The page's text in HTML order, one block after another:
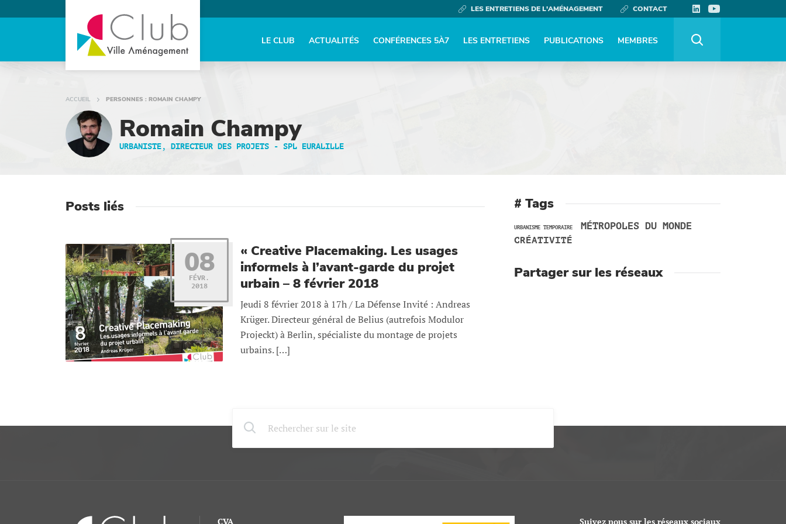
LES ENTRETIENS DE L'AMÉNAGEMENT CONTACT
LE CLUB ACTUALITÉS CONFÉRENCES 5À7 LES ENTRETIENS PUBLICATIONS MEMBRES
ACCUEIL PERSONNES : ROMAIN CHAMPY
Romain Champy
URBANISTE, DIRECTEUR DES PROJETS - SPL EURALILLE
Posts liés
08
FÉVR.
2018
« Creative Placemaking. Les usages
informels à l’avant-garde du projet
urbain – 8 février 2018
Jeudi 8 février 2018 à 17h / La Défense Invité : Andreas
Krüger. Directeur général de Belius (autrefois Modulor
Projeckt) à Berlin, spécialiste du montage de projets
urbains. […]
# Tags
URBANISME TEMPORAIRE MÉTROPOLES DU MONDE
CRÉATIVITÉ
Partager sur les réseaux
CVA Suivez nous sur les réseaux sociaux